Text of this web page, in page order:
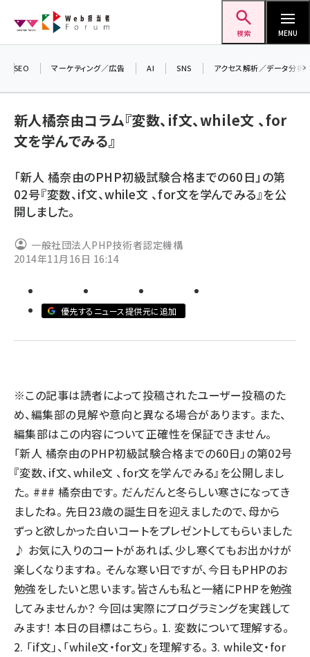
ン
検索 MENU
ai (2814)
youtube (2441)
セミナー (2310)
meo (1277)
SEO マーケティング／広告 AI SNS アクセス解析／データ分析
新人橘奈由コラム『変数、if文、while文 、for
文を学んでみる』
「新人 橘奈由のPHP初級試験合格までの60日」の第
02号『変数、if文、while文 、for文を学んでみる』を公
開しました。
一般社団法人PHP技術者認定機構
2014年11月16日 16:14
優先するニュース提供元に追加
※この記事は読者によって投稿されたユーザー投稿のた
め、編集部の見解や意向と異なる場合があります。 また、
編集部はこの内容について正確性を保証できません。
「新人 橘奈由のPHP初級試験合格までの60日」の第02号
『変数、if文、while文 、for文を学んでみる』を公開しまし
た。 ### 橘奈由です。 だんだんと冬らしい寒さになってき
ましたね。 先日23歳の誕生日を迎えましたので、母から
ずっと欲しかった白いコートをプレゼントしてもらいました
♪ お気に入りのコートがあれば、少し寒くてもお出かけが
楽しくなりますね。 そんな寒い日ですが、今日もPHPのお
勉強をしたいと思います。皆さんも私と一緒にPHPを勉強
してみませんか？ 今回は実際にプログラミングを実践して
みます！ 本日の目標はこちら。 1. 変数について理解する。
2. 「if文」、「while文・for文」を理解する。 3. while文・for
る